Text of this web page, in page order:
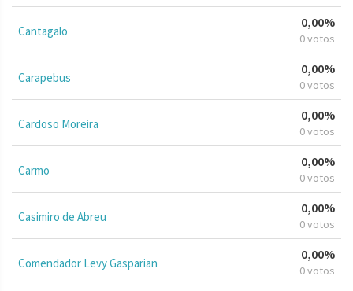
Cantagalo
0,00%
0 votos
Carapebus
0,00%
0 votos
Cardoso Moreira
0,00%
0 votos
Carmo
0,00%
0 votos
Casimiro de Abreu
0,00%
0 votos
Comendador Levy Gasparian
0,00%
0 votos